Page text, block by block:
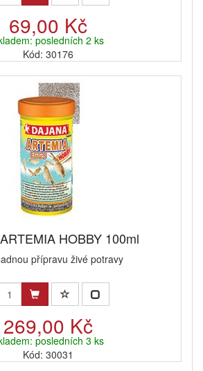
69,00 Kč
posledních 2 ks
Kód: 30176
HOBBY 100ml
přípravu živé potravy
269,00 Kč
posledních 3 ks
Kód: 30031